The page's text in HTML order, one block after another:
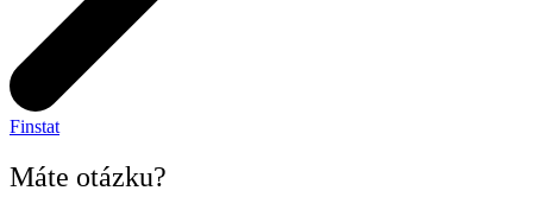
Finstat
Máte otázku?